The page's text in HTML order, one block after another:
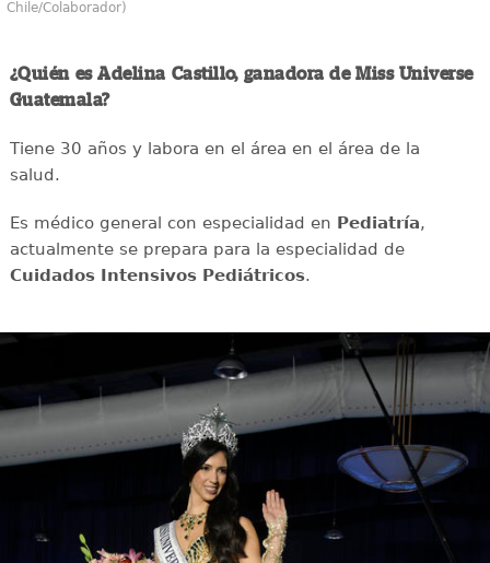
Chile/Colaborador)
¿Quién es Adelina Castillo, ganadora de Miss Universe
Guatemala?
Tiene 30 años y labora en el área en el área de la
salud.
Es médico general con especialidad en Pediatría,
actualmente se prepara para la especialidad de
Cuidados Intensivos Pediátricos.